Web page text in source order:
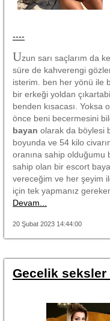
----
Uzun sarı saçlarım da
süre de kahverengi
isterim. ben her yönü ile
bir erkeği yoldan
benden kısacası.
önce beni becermesini
bayan olarak da böylesi
boyunda ve 54 kilo
oranına sahip olduğumu
sahip olan bir escort
vereceğim ve her şeyim
için tek yapmanız
Devam...
20 Şubat 2023 14:44:00
Gecelik seksler